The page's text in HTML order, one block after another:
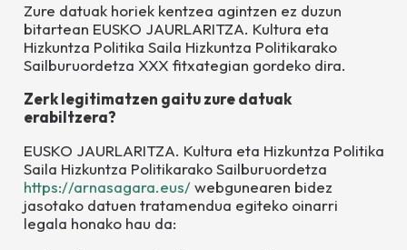
Zure datuak horiek kentzea agintzen ez duzun
bitartean EUSKO JAURLARITZA. Kultura eta
Hizkuntza Politika Saila Hizkuntza Politikarako
Sailburuordetza XXX fitxategian gordeko dira.
Zerk legitimatzen gaitu zure datuak
erabiltzera?
EUSKO JAURLARITZA. Kultura eta Hizkuntza Politika
Saila Hizkuntza Politikarako Sailburuordetza
https://arnasagara.eus/webgunearen bidez
jasotako datuen tratamendua egiteko oinarri
legala honako hau da: